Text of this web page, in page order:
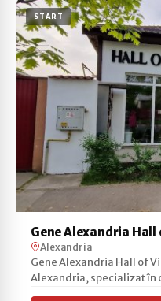
START
Gene Alexandria Hall
Alexandria
Gene Alexandria Hall of
Alexandria, specializat în